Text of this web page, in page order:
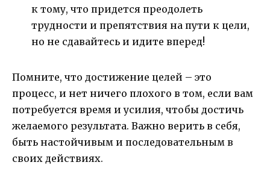
к тому, что придется преодолеть
трудности и препятствия на пути к цели,
но не сдавайтесь и идите вперед!
Помните, что достижение целей – это
процесс, и нет ничего плохого в том, если вам
потребуется время и усилия, чтобы достичь
желаемого результата. Важно верить в себя,
быть настойчивым и последовательным в
своих действиях.